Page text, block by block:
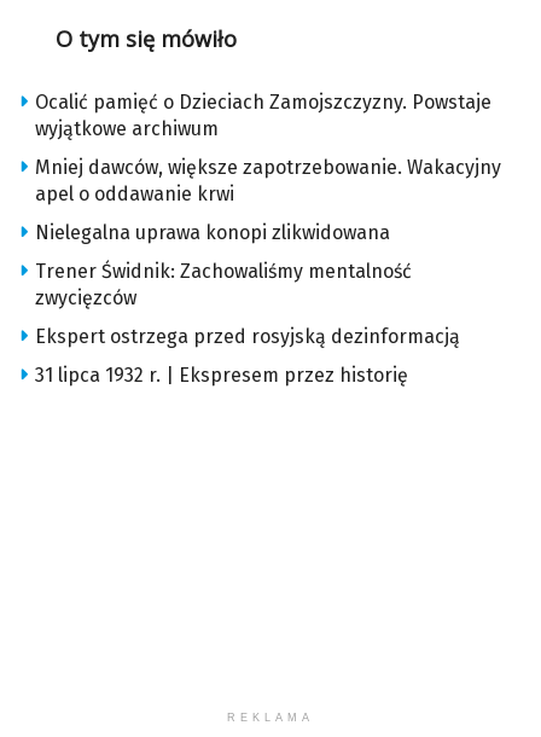
O tym się mówiło
Ocalić pamięć o Dzieciach Zamojszczyzny. Powstaje
wyjątkowe archiwum
Mniej dawców, większe zapotrzebowanie. Wakacyjny
apel o oddawanie krwi
Nielegalna uprawa konopi zlikwidowana
Trener Świdnik: Zachowaliśmy mentalność
zwycięzców
Ekspert ostrzega przed rosyjską dezinformacją
31 lipca 1932 r. | Ekspresem przez historię
REKLAMA